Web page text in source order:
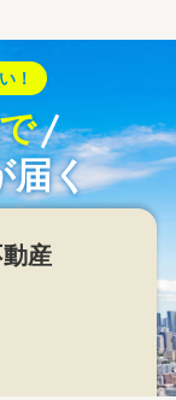
！
届く
産